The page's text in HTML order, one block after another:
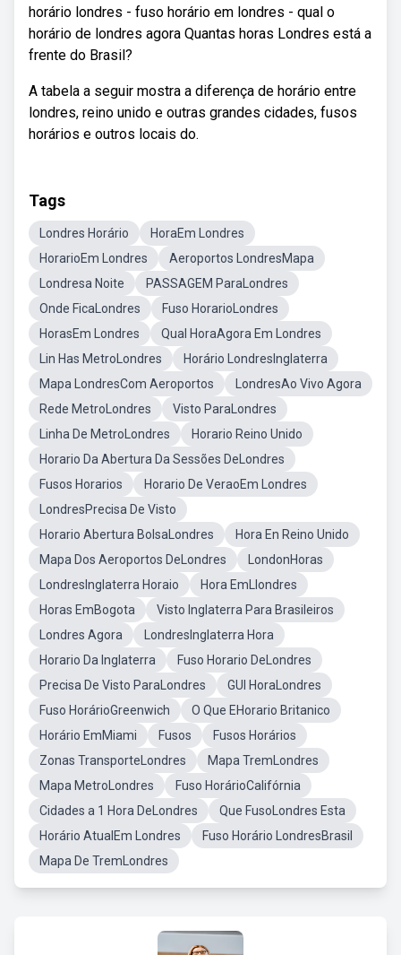
horário londres - fuso horário em londres - qual o
horário de londres agora Quantas horas Londres está a
frente do Brasil?
A tabela a seguir mostra a diferença de horário entre
londres, reino unido e outras grandes cidades, fusos
horários e outros locais do.
Tags
Londres Horário
HoraEm Londres
HorarioEm Londres
Aeroportos LondresMapa
Londresa Noite
PASSAGEM ParaLondres
Onde FicaLondres
Fuso HorarioLondres
HorasEm Londres
Qual HoraAgora Em Londres
Lin Has MetroLondres
Horário LondresInglaterra
Mapa LondresCom Aeroportos
LondresAo Vivo Agora
Rede MetroLondres
Visto ParaLondres
Linha De MetroLondres
Horario Reino Unido
Horario Da Abertura Da Sessões DeLondres
Fusos Horarios
Horario De VeraoEm Londres
LondresPrecisa De Visto
Horario Abertura BolsaLondres
Hora En Reino Unido
Mapa Dos Aeroportos DeLondres
LondonHoras
LondresInglaterra Horaio
Hora EmLlondres
Horas EmBogota
Visto Inglaterra Para Brasileiros
Londres Agora
LondresInglaterra Hora
Horario Da Inglaterra
Fuso Horario DeLondres
Precisa De Visto ParaLondres
GUI HoraLondres
Fuso HorárioGreenwich
O Que EHorario Britanico
Horário EmMiami
Fusos
Fusos Horários
Zonas TransporteLondres
Mapa TremLondres
Mapa MetroLondres
Fuso HorárioCalifórnia
Cidades a 1 Hora DeLondres
Que FusoLondres Esta
Horário AtualEm Londres
Fuso Horário LondresBrasil
Mapa De TremLondres